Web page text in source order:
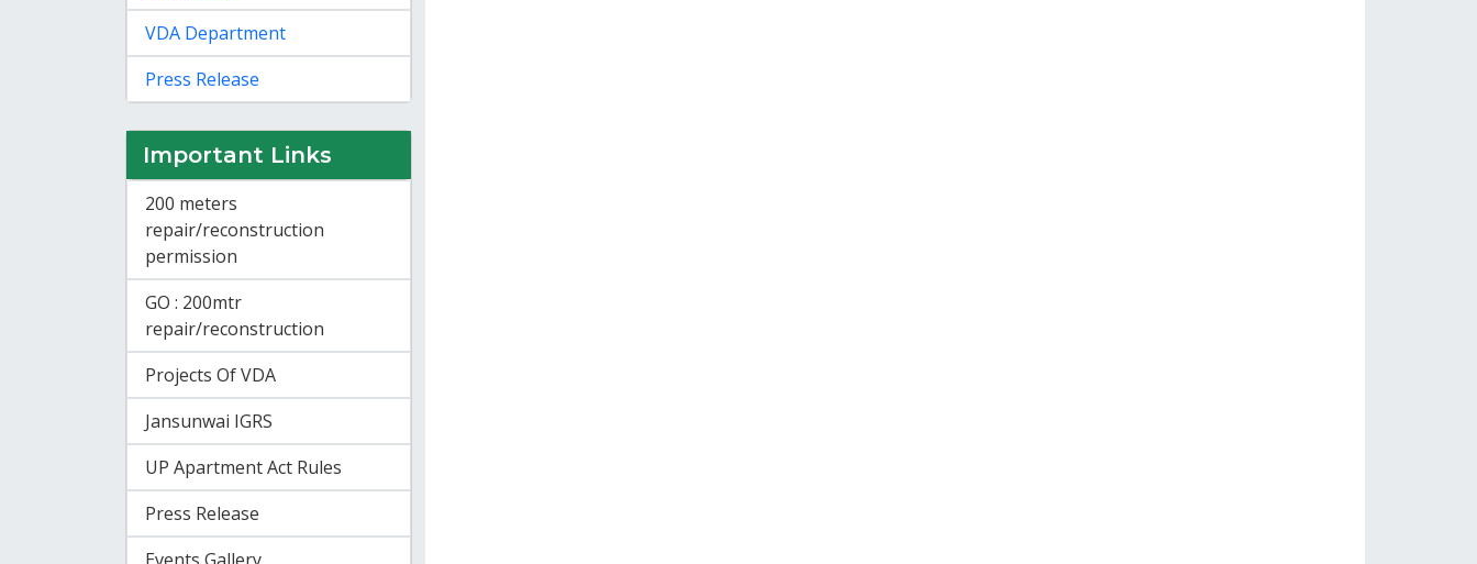
VDA Department
Press Release
Important Links
200 meters
repair/reconstruction
permission
GO : 200mtr
repair/reconstruction
Projects Of VDA
Jansunwai IGRS
UP Apartment Act Rules
Press Release